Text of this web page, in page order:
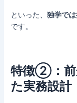
といった、独学で
です。
特徴②：前
た実務設計